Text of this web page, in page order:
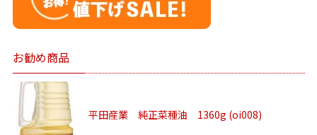
お勧め商品
平田産業 純正菜種油 1360g (oi008)